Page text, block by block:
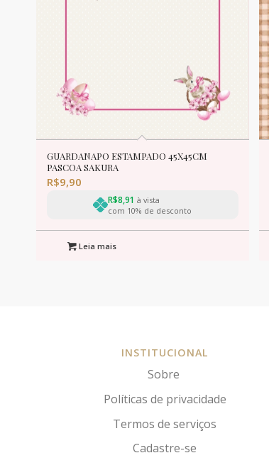
GUARDANAPO ESTAMPADO 45X45CM
PASCOA SAKURA
R$9,90
R$8,91 à vista
com 10% de desconto
Leia mais
INSTITUCIONAL
Sobre
Políticas de privacidade
Termos de serviços
Cadastre-se